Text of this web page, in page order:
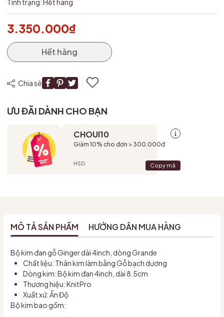
Tình trạng:Hết hàng
3.350.000₫
Hết hàng
Chia sẻ
ƯU ĐÃI DÀNH CHO BẠN
CHOUI10
Giảm 10% cho đơn > 300.000đ
HSD: Copy mã
MÔ TẢ SẢN PHẨM HƯỚNG DẪN MUA HÀNG
Bộ kim đan gỗ Ginger dài 4inch, dòng Grande
Chất liệu: Thân kim làm bằng Gỗ bạch dương
Dòng kim: Bộ kim đan 4inch, dài 8.5cm
Thương hiệu: KnitPro
Xuất xứ: Ấn Độ
Bộ kim bao gồm: